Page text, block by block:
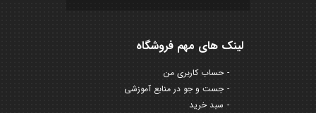
لینک های مهم فروشگاه
حساب کاربری من
جست و جو در منابع آموزشی
سبد خرید